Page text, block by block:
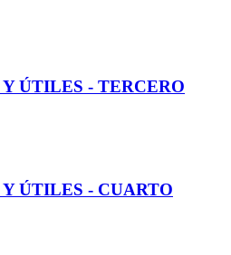
ÚTILES - TERCERO
ÚTILES - CUARTO